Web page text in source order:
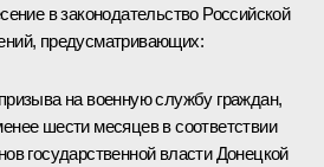
в законодательство Российской
предусматривающих:
на военную службу граждан,
шести месяцев в соответствии
государственной власти Донецкой